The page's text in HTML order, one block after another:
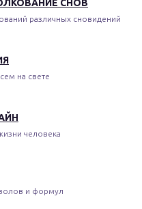
СНОВ
различных сновидений
на свете
человека
и формул